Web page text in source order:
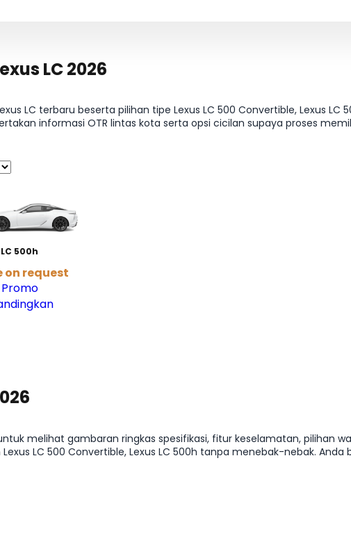
LC 2026
LC terbaru beserta pilihan tipe Lexus LC 500 Convertible, Lexus
informasi OTR lintas kota serta opsi cicilan supaya proses
500h
on request
melihat gambaran ringkas spesifikasi, fitur keselamatan, pilihan
LC 500 Convertible, Lexus LC 500h tanpa menebak-nebak. Anda